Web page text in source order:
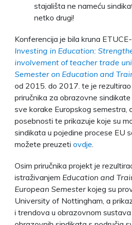
stajališta ne nameću
netko drugi!
Konferencija je bila kruna
Investing in Education:
involvement of teacher trade
Semester on Education and
od 2015. do 2017. te je
priručnika za obrazovne sindikate
sve korake Europskog semestra,
posebnosti te prikazuje koje su
sindikata u pojedine procese EU
možete preuzeti ovdje
Osim priručnika projekt je
istraživanjem Education and
European Semester kojeg su
University of Nottingham, a
i trendova u obrazovnom